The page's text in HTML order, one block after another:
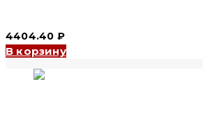
4404.40 ₽
В корзину